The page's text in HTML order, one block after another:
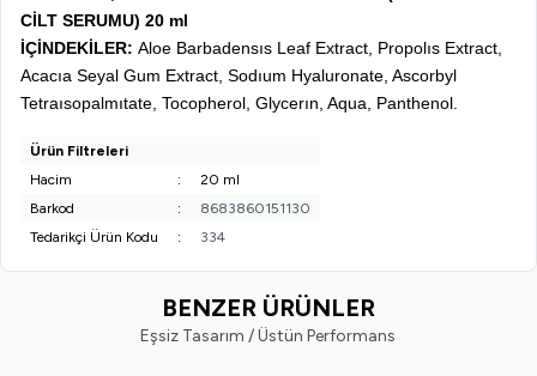
CİLT SERUMU) 20 ml
İÇİNDEKİLER: Aloe Barbadensıs Leaf Extract, Propolıs Extract,
Acacıa Seyal Gum Extract, Sodıum Hyaluronate, Ascorbyl
Tetraısopalmıtate, Tocopherol, Glycerın, Aqua, Panthenol.
Ürün Filtreleri
Hacim
:
20 ml
Barkod
:
8683860151130
Tedarikçi Ürün Kodu
: 334
BENZER ÜRÜNLER
Eşsiz Tasarım / Üstün Performans